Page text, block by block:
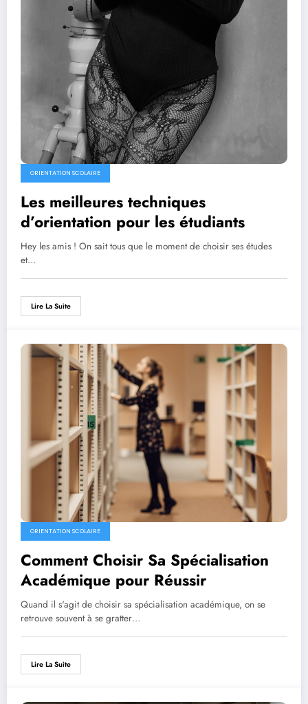
ORIENTATION SCOLAIRE
Les meilleures techniques
d’orientation pour les étudiants
Hey les amis ! On sait tous que le moment de choisir ses études
et…
Lire La Suite
ORIENTATION SCOLAIRE
Comment Choisir Sa Spécialisation
Académique pour Réussir
Quand il s'agit de choisir sa spécialisation académique, on se
retrouve souvent à se gratter…
Lire La Suite